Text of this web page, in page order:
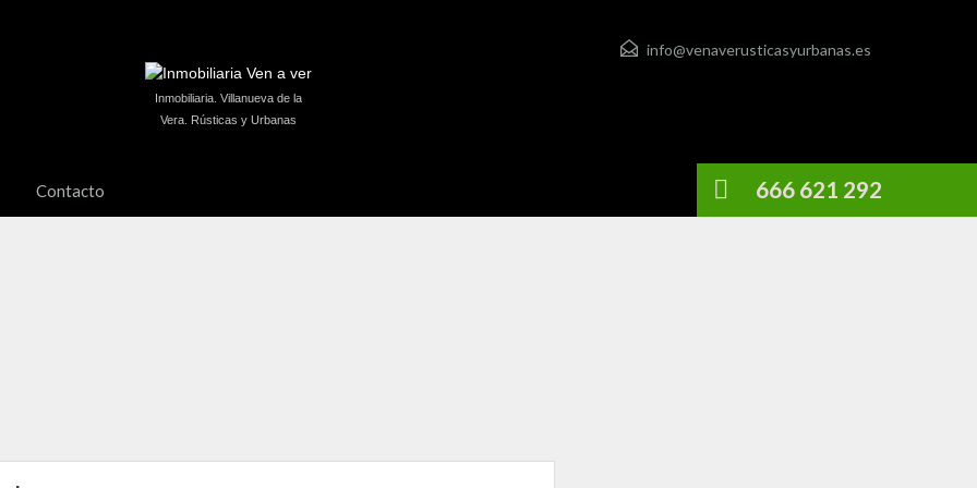
info@venaverusticasyurbanas.es
Inmobiliaria. Villanueva de la
Vera. Rústicas y Urbanas
Contacto 666 621 292